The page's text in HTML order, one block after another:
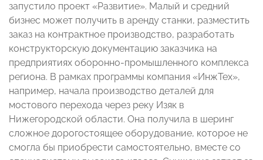
запустило проект «Развитие». Малый и средний
бизнес может получить в аренду станки, разместить
заказ на контрактное производство, разработать
конструкторскую документацию заказчика на
предприятиях оборонно-промышленного комплекса
региона. В рамках программы компания «ИнжТех»,
например, начала производство деталей для
мостового перехода через реку Изяк в
Нижегородской области. Она получила в шеринг
сложное дорогостоящее оборудование, которое не
смогла бы приобрести самостоятельно, вместе со